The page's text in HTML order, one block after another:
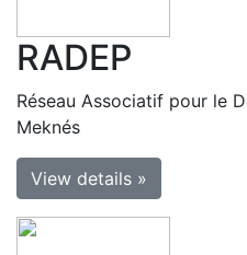
RADEP
Réseau Associatif pour le
Meknés
View details »